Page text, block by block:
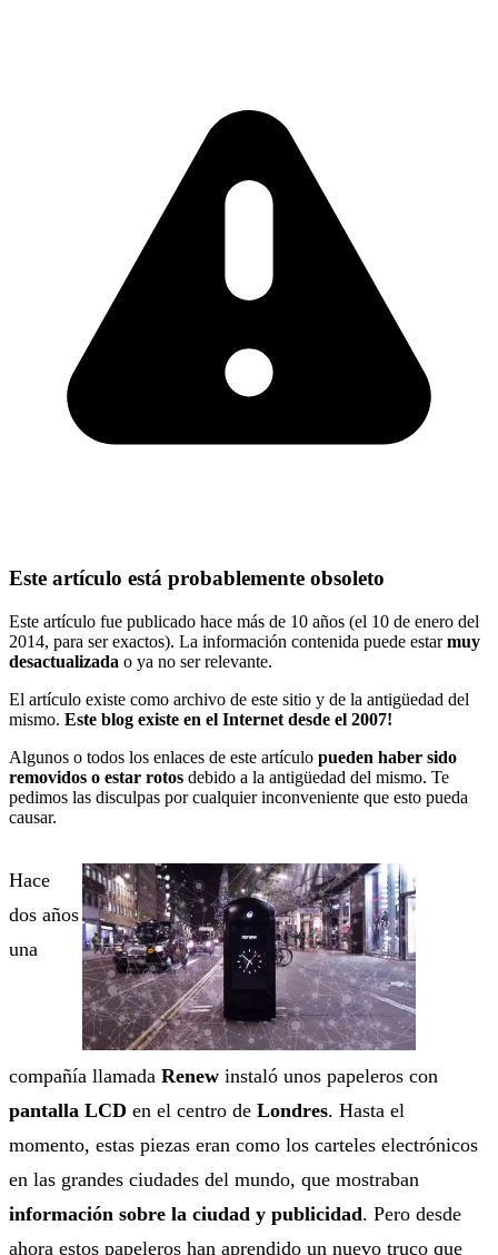
Este artículo está probablemente obsoleto
Este artículo fue publicado hace más de 10 años (el 10 de enero del
2014, para ser exactos). La información contenida puede estarmuy
desactualizada o ya no ser relevante.
El artículo existe como archivo de este sitio y de la antigüedad del
mismo. Este blog existe en el Internet desde el 2007!
Algunos o todos los enlaces de este artículo pueden haber sido
removidos o estar rotos debido a la antigüedad del mismo. Te
pedimos las disculpas por cualquier inconveniente que esto pueda
causar.
Hace
dos años
una
compañía llamada Renew instaló unos papeleros con
pantalla LCD en el centro de Londres. Hasta el
momento, estas piezas eran como los carteles electrónicos
en las grandes ciudades del mundo, que mostraban
información sobre la ciudad y publicidad. Pero desde
ahora estos papeleros han aprendido un nuevo truco que